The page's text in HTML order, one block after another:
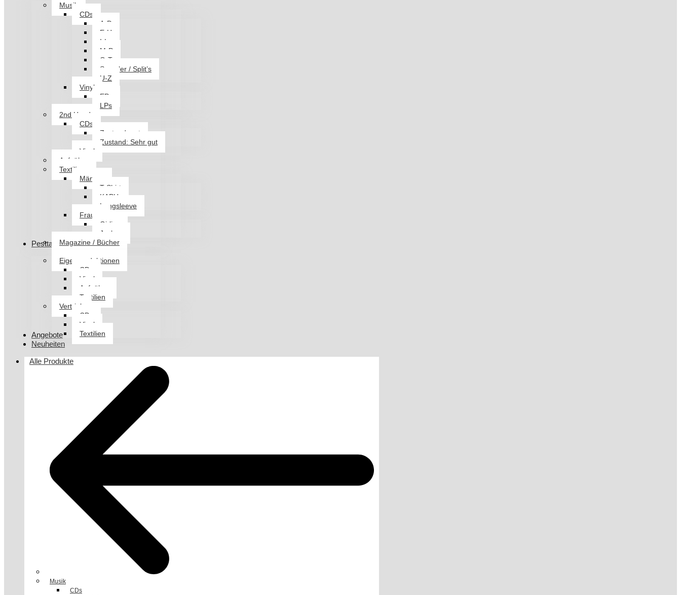
Musik
CDs
A-D
E-H
I-L
M-P
Q-T
Sampler / Split’s
U-Z
Vinyl
EPs
LPs
2nd Hand
CDs
Zustand: gut
Zustand: Sehr gut
Vinyl
Aufnäher
Textilien
Männer
T-Shirt
KAPU
Longsleeve
Frauen
Girlies
Jacken
Magazine / Bücher
Pesttanz Klangschmiede
Eigenproduktionen
CDs
Vinyl
Aufnäher
Textilien
Vertrieb
CDs
Vinyl
Textilien
Angebote
Neuheiten
Alle Produkte
Musik
CDs